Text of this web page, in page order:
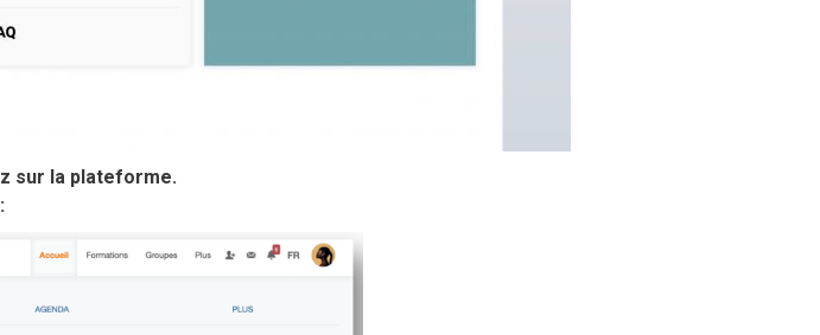
sur la plateforme.